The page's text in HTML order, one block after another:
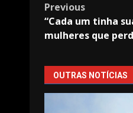
Post
navigation
Previous
“Cada um tinha
mulheres que
OUTRAS NOTÍCIAS